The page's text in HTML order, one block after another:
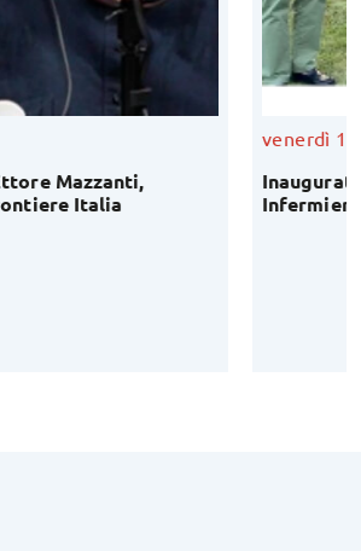
Luglio 2026
“Corte Magi”: una nuova casa per i
a Pieve di Cento!